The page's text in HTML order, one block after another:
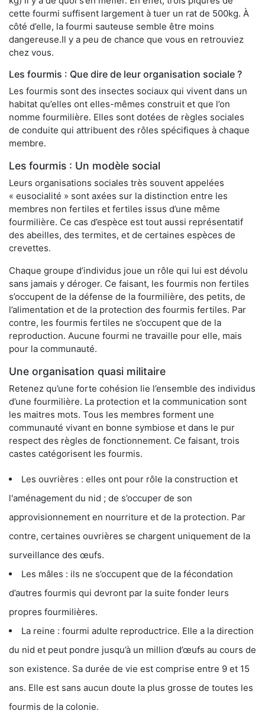
cette fourmi suffisent largement à tuer un rat de 500kg. À
côté d’elle, la fourmi sauteuse semble être moins
dangereuse.Il y a peu de chance que vous en retrouviez
chez vous.
Les fourmis : Que dire de leur organisation sociale ?
Les fourmis sont des insectes sociaux qui vivent dans un
habitat qu’elles ont elles-mêmes construit et que l’on
nomme fourmilière. Elles sont dotées de règles sociales
de conduite qui attribuent des rôles spécifiques à chaque
membre.
Les fourmis : Un modèle social
Leurs organisations sociales très souvent appelées
« eusocialité » sont axées sur la distinction entre les
membres non fertiles et fertiles issus d’une même
fourmilière. Ce cas d’espèce est tout aussi représentatif
des abeilles, des termites, et de certaines espèces de
crevettes.
Chaque groupe d’individus joue un rôle qui lui est dévolu
sans jamais y déroger. Ce faisant, les fourmis non fertiles
s’occupent de la défense de la fourmilière, des petits, de
l’alimentation et de la protection des fourmis fertiles. Par
contre, les fourmis fertiles ne s’occupent que de la
reproduction. Aucune fourmi ne travaille pour elle, mais
pour la communauté.
Une organisation quasi militaire
Retenez qu’une forte cohésion lie l’ensemble des individus
d’une fourmilière. La protection et la communication sont
les maitres mots. Tous les membres forment une
communauté vivant en bonne symbiose et dans le pur
respect des règles de fonctionnement. Ce faisant, trois
castes catégorisent les fourmis.
Les ouvrières : elles ont pour rôle la construction et
l'aménagement du nid ; de s’occuper de son
approvisionnement en nourriture et de la protection. Par
contre, certaines ouvrières se chargent uniquement de la
surveillance des œufs.
Les mâles : ils ne s’occupent que de la fécondation
d’autres fourmis qui devront par la suite fonder leurs
propres fourmilières.
La reine : fourmi adulte reproductrice. Elle a la direction
du nid et peut pondre jusqu’à un million d’œufs au cours de
son existence. Sa durée de vie est comprise entre 9 et 15
ans. Elle est sans aucun doute la plus grosse de toutes les
fourmis de la colonie.